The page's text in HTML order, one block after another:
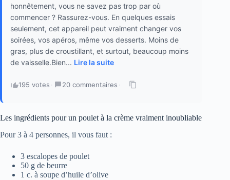
honnêtement, vous ne savez pas trop par où
commencer ? Rassurez-vous. En quelques essais
seulement, cet appareil peut vraiment changer vos
soirées, vos apéros, même vos desserts. Moins de
gras, plus de croustillant, et surtout, beaucoup moins
de vaisselle.Bien... Lire la suite
195 votes · 20 commentaires ·
Les ingrédients pour un poulet à la crème vraiment inoubliable
Pour 3 à 4 personnes, il vous faut :
3 escalopes de poulet
50 g de beurre
1 c. à soupe d’huile d’olive